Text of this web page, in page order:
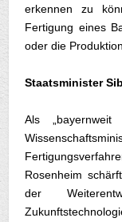
erkennen zu
Fertigung eines
oder die
Staatsminister
Als „bayernweit
Rosenheim
der